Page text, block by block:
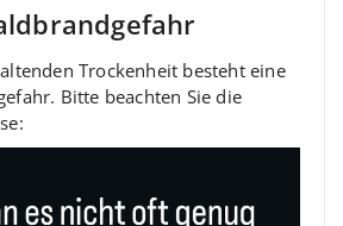
Trockenheit besteht eine
Bitte beachten Sie die